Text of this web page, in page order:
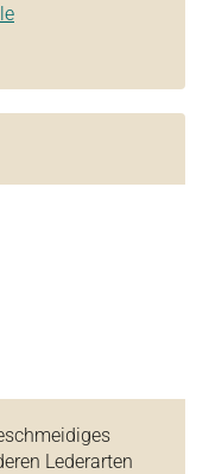
Lederarten